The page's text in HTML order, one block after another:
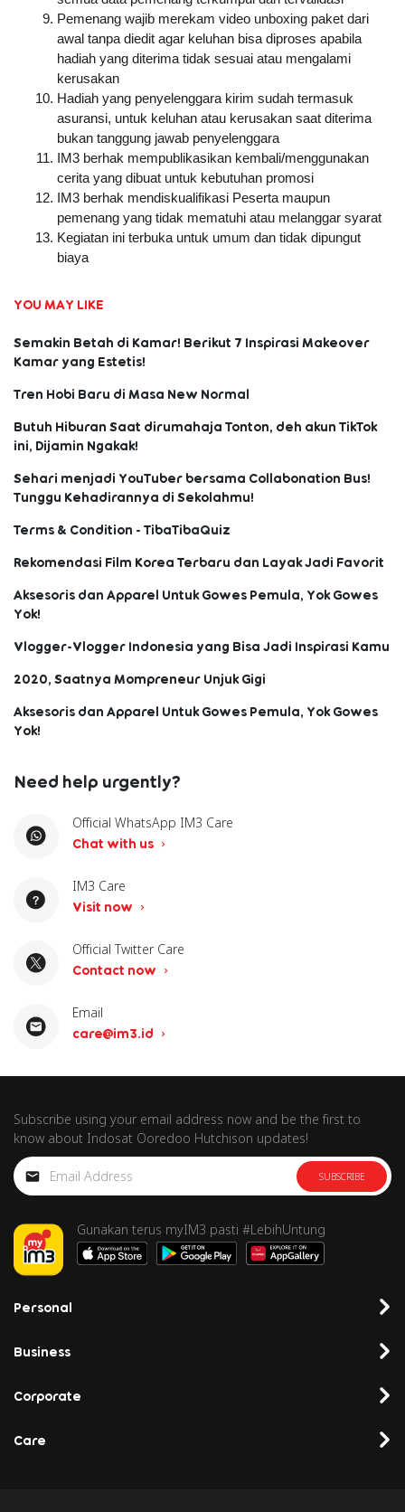
Pemenang wajib merekam video unboxing paket dari
awal tanpa diedit agar keluhan bisa diproses apabila
hadiah yang diterima tidak sesuai atau mengalami
kerusakan
Hadiah yang penyelenggara kirim sudah termasuk
asuransi, untuk keluhan atau kerusakan saat diterima
bukan tanggung jawab penyelenggara
IM3 berhak mempublikasikan kembali/menggunakan
cerita yang dibuat untuk kebutuhan promosi
IM3 berhak mendiskualifikasi Peserta maupun
pemenang yang tidak mematuhi atau melanggar syarat
Kegiatan ini terbuka untuk umum dan tidak dipungut
biaya
YOU MAY LIKE
Semakin Betah di Kamar! Berikut 7 Inspirasi Makeover
Kamar yang Estetis!
Tren Hobi Baru di Masa New Normal
Butuh Hiburan Saat dirumahaja Tonton, deh akun TikTok
ini, Dijamin Ngakak!
Sehari menjadi YouTuber bersama Collabonation Bus!
Tunggu Kehadirannya di Sekolahmu!
Terms & Condition - TibaTibaQuiz
Rekomendasi Film Korea Terbaru dan Layak Jadi Favorit
Aksesoris dan Apparel Untuk Gowes Pemula, Yok Gowes
Yok!
Vlogger-Vlogger Indonesia yang Bisa Jadi Inspirasi Kamu
2020, Saatnya Mompreneur Unjuk Gigi
Aksesoris dan Apparel Untuk Gowes Pemula, Yok Gowes
Yok!
Need help urgently?
Official WhatsApp IM3 Care
Chat with us
IM3 Care
Visit now
Official Twitter Care
Contact now
Email
care@im3.id
Subscribe using your email address now and be the first to
know about Indosat Ooredoo Hutchison updates!
SUBSCRIBE
Gunakan terus myIM3 pasti #LebihUntung
Personal
Business
Corporate
Care